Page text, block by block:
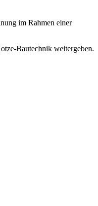
im Rahmen einer
Bautechnik weitergeben.